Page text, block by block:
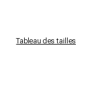
Tableau des tailles